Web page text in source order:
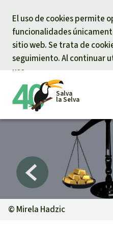
El uso de cookies permite
funcionalidades
sitio web. Se trata de
seguimiento. Al continuar
uso.
Salva
la Selva
Peticiones
Proyectos
Info
Tu
Donación
Urgen
© Mirela Hadzic